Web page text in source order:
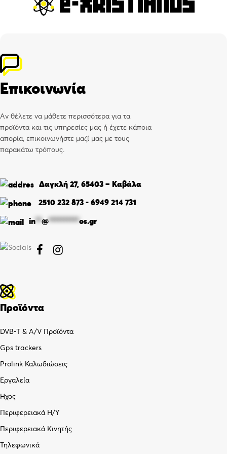
Επικοινωνία
Αν θέλετε να μάθετε περισσότερα για τα
προϊόντα και τις υπηρεσίες μας ή έχετε κάποια
απορία, επικοινωνήστε μαζί μας με τους
παρακάτω τρόπους.
Δαγκλή 27, 65403 – Καβάλα
2510 232 873 - 6949 214 731
in**@**********os.gr
 
Προϊόντα
DVB-T & A/V Προϊόντα
Gps trackers
Prolink Καλωδιώσεις
Εργαλεία
Ήχος
Περιφερειακά Η/Υ
Περιφερειακά Κινητής
Τηλεφωνικά